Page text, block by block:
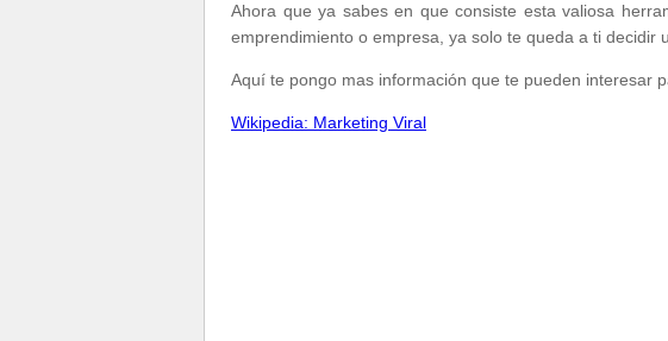
Ahora que ya sabes en que consiste esta valiosa
emprendimiento o empresa, ya solo te queda a ti decidir
Aquí te pongo mas información que te pueden interesar
Wikipedia: Marketing Viral